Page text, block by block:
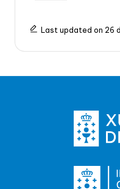
Last updated on 26